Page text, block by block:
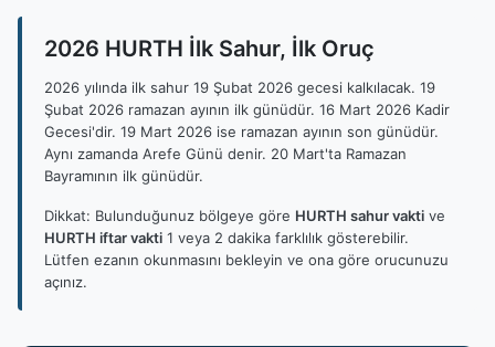
2026 HURTH İlk Sahur, İlk Oruç
2026 yılında ilk sahur 19 Şubat 2026 gecesi kalkılacak. 19
Şubat 2026 ramazan ayının ilk günüdür. 16 Mart 2026 Kadir
Gecesi'dir. 19 Mart 2026 ise ramazan ayının son günüdür.
Aynı zamanda Arefe Günü denir. 20 Mart'ta Ramazan
Bayramının ilk günüdür.
Dikkat: Bulunduğunuz bölgeye göre HURTH sahur vakti ve
HURTH iftar vakti 1 veya 2 dakika farklılık gösterebilir.
Lütfen ezanın okunmasını bekleyin ve ona göre orucunuzu
açınız.